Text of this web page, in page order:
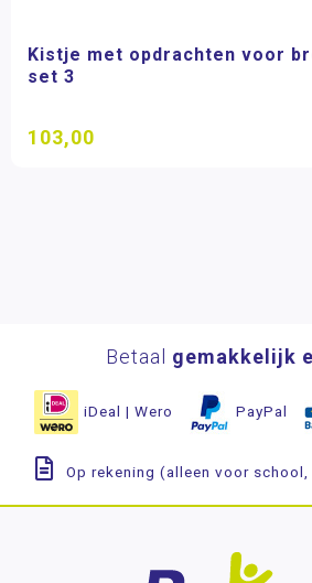
Kistje met opdrachten voor
set 3
103,00
Betaal gemakkelijk
iDeal | Wero PayPal
Op rekening (alleen voor